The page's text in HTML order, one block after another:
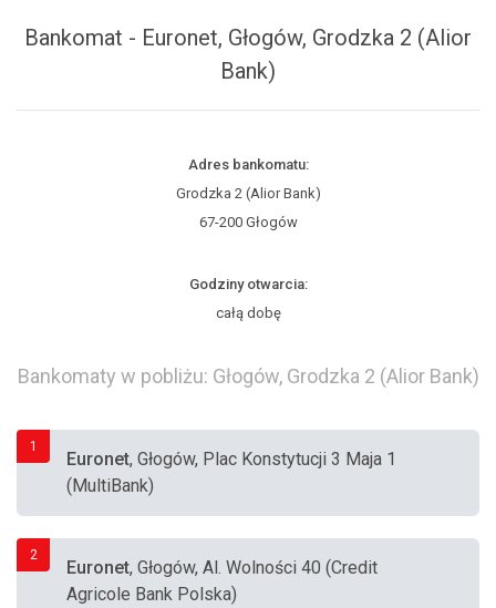
Bankomat - Euronet, Głogów, Grodzka 2 (Alior
Bank)
Adres bankomatu:
Grodzka 2 (Alior Bank)
67-200 Głogów
Godziny otwarcia:
całą dobę
Bankomaty w pobliżu: Głogów, Grodzka 2 (Alior Bank)
1
Euronet, Głogów, Plac Konstytucji 3 Maja 1
(MultiBank)
2
Euronet, Głogów, Al. Wolności 40 (Credit
Agricole Bank Polska)